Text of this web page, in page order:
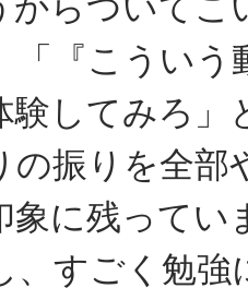
「『こういう
験してみろ」
の振りを全部
象に残ってい
、すごく勉強